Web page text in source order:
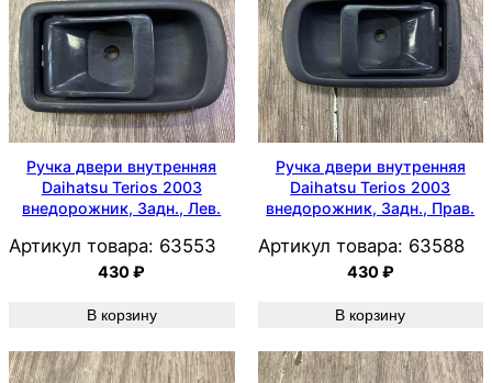
Ручка двери внутренняя
Daihatsu Terios 2003
внедорожник, Задн., Лев.
Артикул товара: 63553
430₽
В корзину
Ручка двери внутренняя
Daihatsu Terios 2003
внедорожник, Задн., Прав.
Артикул товара: 63588
430₽
В корзину